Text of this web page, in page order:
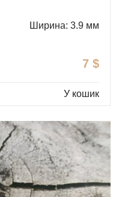
Ширина: 3.9 мм
7 $
У кошик